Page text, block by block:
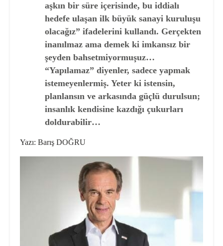
aşkın bir süre içerisinde, bu iddialı
hedefe ulaşan ilk büyük sanayi kuruluşu
olacağız” ifadelerini kullandı. Gerçekten
inanılmaz ama demek ki imkansız bir
şeyden bahsetmiyormuşuz…
“Yapılamaz” diyenler, sadece yapmak
istemeyenlermiş. Yeter ki istensin,
planlansın ve arkasında güçlü durulsun;
insanlık kendisine kazdığı çukurları
doldurabilir…
Yazı: Barış DOĞRU